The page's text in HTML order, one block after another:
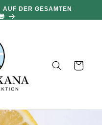
AUF DER GESAMTEN
Warenkorb